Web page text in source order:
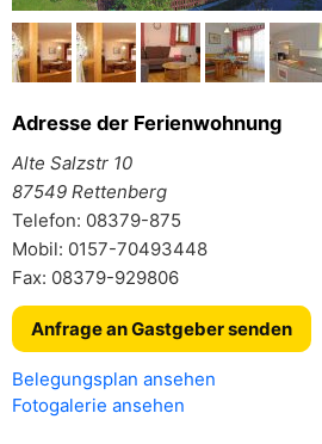
Adresse der Ferienwohnung
Alte Salzstr 10
87549 Rettenberg
Telefon: 08379-875
Mobil: 0157-70493448
Fax: 08379-929806
Anfrage an Gastgeber senden
Belegungsplan ansehen
Fotogalerie ansehen